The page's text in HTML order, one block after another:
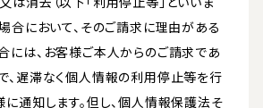
合において、そのご請求に理由がある
には、お客様ご本人からのご請求であ
、遅滞なく個人情報の利用停止等を行
に通知します。但し、個人情報保護法そ